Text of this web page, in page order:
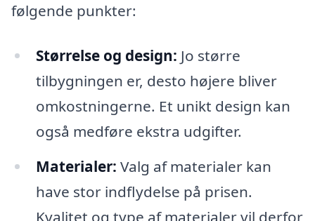
følgende punkter:
Størrelse og design: Jo større
tilbygningen er, desto højere bliver
omkostningerne. Et unikt design kan
også medføre ekstra udgifter.
Materialer: Valg af materialer kan
have stor indflydelse på prisen.
Kvalitet og type af materialer vil derfor